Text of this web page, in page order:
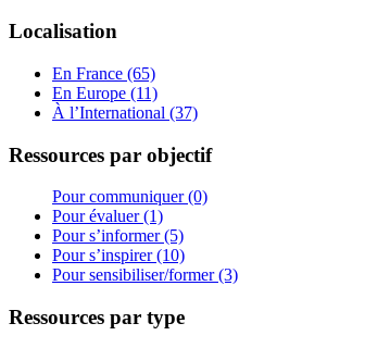
Localisation
En France (65)
En Europe (11)
À l’International (37)
Ressources par objectif
Pour communiquer (0)
Pour évaluer (1)
Pour s’informer (5)
Pour s’inspirer (10)
Pour sensibiliser/former (3)
Ressources par type